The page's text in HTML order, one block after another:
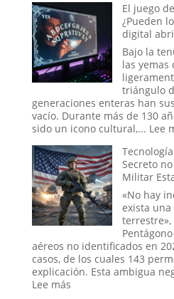
caso
del
abducido
de
Amaicha:
¿Un
viaje
a
las
estrellas
un
trauma
reprimido?
El juego
¿Pueden
digital
Bajo la
las yemas
triángulo
generaciones enteras han
vacío. Durante más de 130
sido un icono cultural,... Lee
Secreto
Militar
«No hay
exista
aéreos no identificados en
casos, de los cuales 143
explicación. Esta ambigua
Lee más: